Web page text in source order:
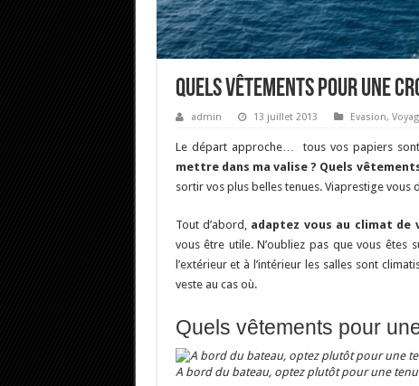
Quels vêtements pour une
admin 13 juillet 2013 Evasion,
Le départ approche… tous vos papiers
mettre dans ma valise ? Quels
sortir vos plus belles tenues. Viaprestige
Tout d’abord, adaptez vous au climat
vous être utile. N’oubliez pas que vous
l’extérieur et à l’intérieur les salles sont
veste au cas où.
Quels vêtements pour
A bord du bateau, optez plutôt pour une